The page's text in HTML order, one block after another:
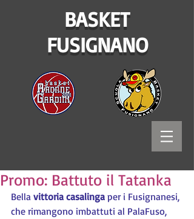
BASKET
FUSIGNANO
Promo: Battuto il Tatanka
Bella vittoria casalinga per i Fusignanesi,
che rimangono imbattuti al PalaFuso,